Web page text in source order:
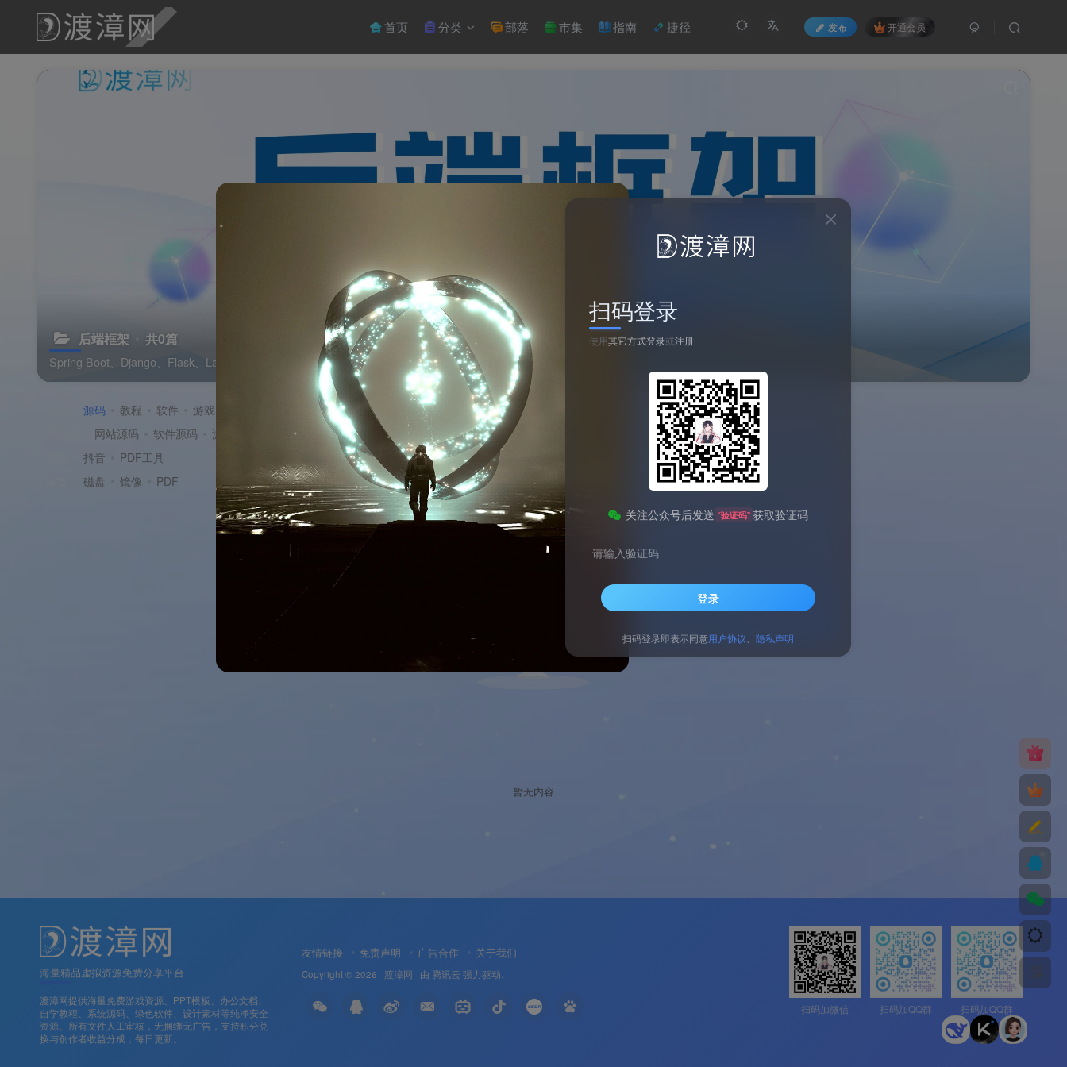
发布 开通会员
首页 分类 部落 市集 指南 捷径
后端框架 共0篇
Spring Boot、Django、Flask、Laravel、Express等后端框架源码，含权限、API、微服务示例。
源码 教程 软件 游戏
网站源码 软件源码
游戏源码
抖音
PDF工具
磁盘 镜像 PDF
暂无内容
海量精品虚拟资源免费分享平台
渡漳网提供海量免费游戏资源、PPT模板、办公文档、
自学教程、系统源码、绿色软件、设计素材等纯净安全
资源。所有文件人工审核，无捆绑无广告，支持积分兑
换与创作者收益分成，每日更新。
友情链接 免责声明 广告合作 关于我们
Copyright © 2026 · 渡漳网 · 由 腾讯云 强力驱动.
扫码加微信 扫码加QQ群 扫码加QQ群
扫码登录
使用其它方式登录或注册
关注公众号后发送 “验证码” 获取验证码
请输入验证码
登录
扫码登录即表示同意用户协议 隐私声明